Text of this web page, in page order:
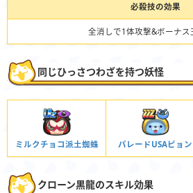
必殺技の効果
全消しで1体攻撃&ボーナス
同じひっさつわざを持つ妖怪
ミルクチョコ派土蜘蛛 パレードUSAピョン
クローン黒龍のスキル効果